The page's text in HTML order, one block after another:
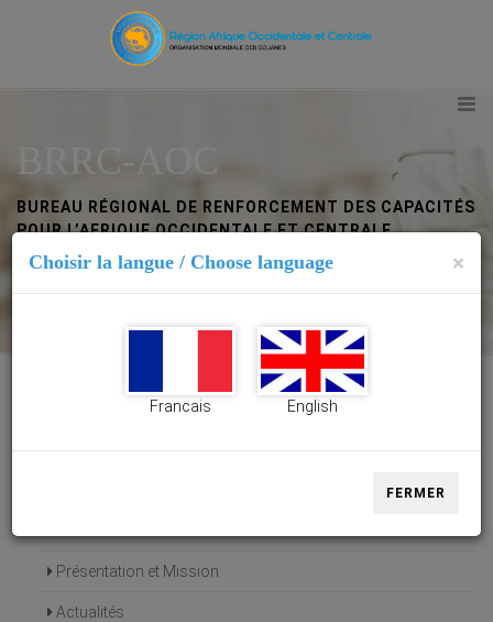
BRRC-AOC
BUREAU RÉGIONAL DE RENFORCEMENT DES CAPACITÉS
POUR L’AFRIQUE OCCIDENTALE ET CENTRALE
Abidjan (Côte d’Ivoire)
Présentation et Mission
Actualités
Choisir la langue / Choose language ×
Francais English
FERMER